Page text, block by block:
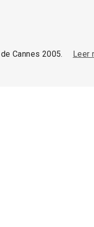
Cannes 2005.
Leer